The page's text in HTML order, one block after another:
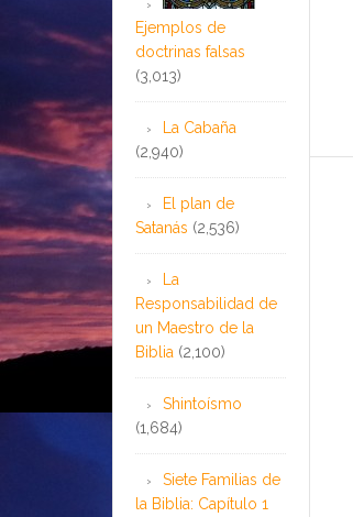
Ejemplos de
doctrinas falsas
(3,013)
La Cabaña
(2,940)
El plan de
Satanás (2,536)
La
Responsabilidad de
un Maestro de la
Biblia (2,100)
Shintoísmo
(1,684)
Siete Familias de
la Biblia: Capítulo 1